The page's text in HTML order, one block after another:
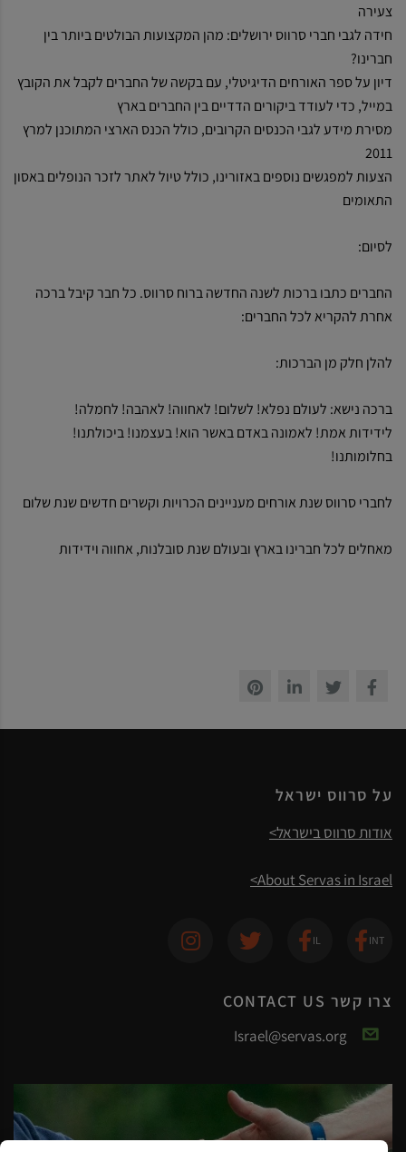
צעירה
חידה לגבי חברי סרווס ירושלים: מהן המקצועות הבולטים ביותר בין
חברינו?
דיון על ספר האורחים הדיגיטלי, עם בקשה של החברים לקבל את הקובץ
במייל, כדי לעודד ביקורים הדדיים בין החברים בארץ
מסירת מידע לגבי הכנסים הקרובים, כולל הכנס הארצי המתוכנן למרץ
2011
הצעות למפגשים נוספים באזורינו, כולל טיול לאתר לזכר הנופלים באסון
התאומים
לסיום:
החברים כתבו ברכות לשנה החדשה ברוח סרווס. כל חבר קיבל ברכה
אחרת להקריא לכל החברים:
להלן חלק מן הברכות:
ברכה נישא: לעולם נפלא! לשלום! לאחווה! לאהבה! לחמלה!
לידידות אמת! לאמונה באדם באשר הוא! בעצמנו! ביכולתנו!
בחלומותנו!
לחברי סרווס שנת אורחים מעניינים הכרויות וקשרים חדשים שנת שלום
מאחלים לכל חברינו בארץ ובעולם שנת סובלנות, אחווה וידידות
על סרווס ישראל
אודות סרווס בישראל>
About Servas in Israel>
צרו קשר CONTACT US
Israel@servas.org